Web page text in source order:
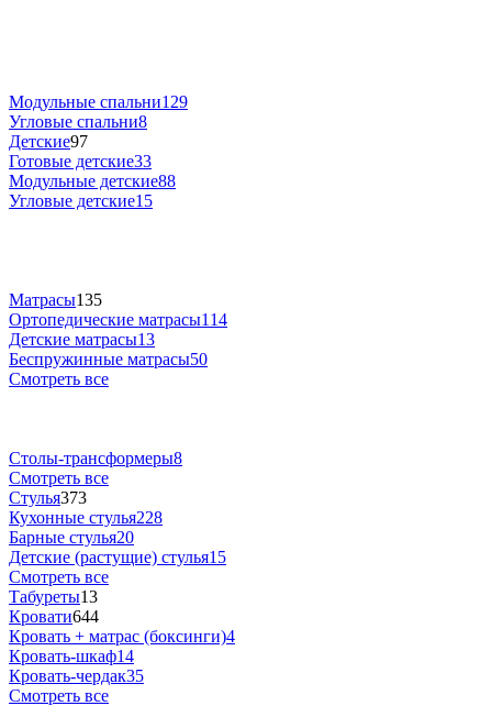
Модульные спальни129
Угловые спальни8
Детские97
Готовые детские33
Модульные детские88
Угловые детские15
Матрасы135
Ортопедические матрасы114
Детские матрасы13
Беспружинные матрасы50
Смотреть все
Столы-трансформеры8
Смотреть все
Стулья373
Кухонные стулья228
Барные стулья20
Детские (растущие) стулья15
Смотреть все
Табуреты13
Кровати644
Кровать + матрас (боксинги)4
Кровать-шкаф14
Кровать-чердак35
Смотреть все